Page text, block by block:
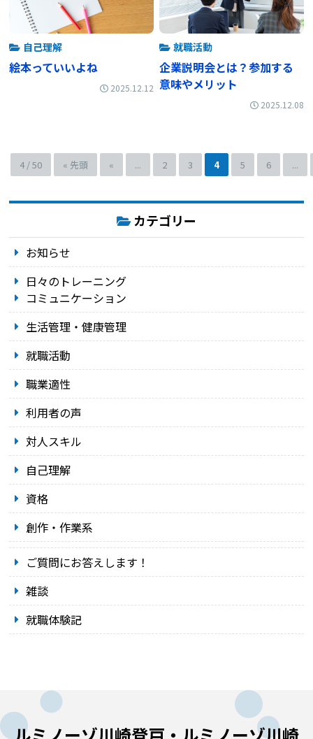
自己理解
絵本っていいよね
2025.12.12
就職活動
企業説明会とは？参加する
意味やメリット
2025.12.08
4 / 50 « 先頭 « ... 2 3 4 5 6 ...
カテゴリー
お知らせ
日々のトレーニング
コミュニケーション
生活管理・健康管理
就職活動
職業適性
利用者の声
対人スキル
自己理解
資格
創作・作業系
ご質問にお答えします！
雑談
就職体験記